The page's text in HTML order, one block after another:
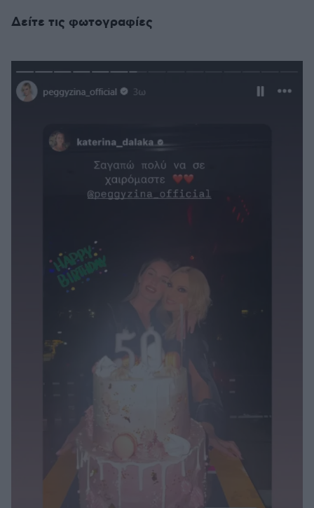
Δείτε τις φωτογραφίες